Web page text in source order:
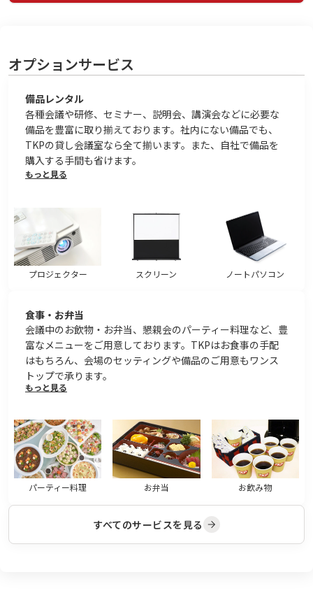
オプションサービス
備品レンタル
各種会議や研修、セミナー、説明会、講演会などに必要な
備品を豊富に取り揃えております。社内にない備品でも、
TKPの貸し会議室なら全て揃います。また、自社で備品を
購入する手間も省けます。
もっと見る
プロジェクター スクリーン ノートパソコン
食事・お弁当
会議中のお飲物・お弁当、懇親会のパーティー料理など、豊
富なメニューをご用意しております。TKPはお食事の手配
はもちろん、会場のセッティングや備品のご用意もワンス
トップで承ります。
もっと見る
パーティー料理 お弁当 お飲み物
すべてのサービスを見る